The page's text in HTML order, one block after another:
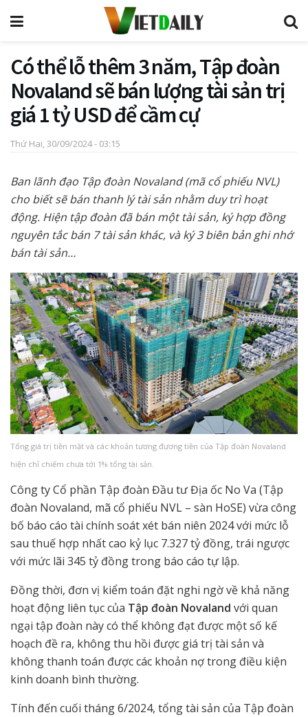
Có thể lỗ thêm 3 năm, Tập đoàn
Novaland sẽ bán lượng tài sản trị
giá 1 tỷ USD để cầm cự
Thứ Hai, 30/09/2024 - 03:15
Ban lãnh đạo Tập đoàn Novaland (mã cổ phiếu NVL)
cho biết sẽ bán thanh lý tài sản nhằm duy trì hoạt
động. Hiện tập đoàn đã bán một tài sản, ký hợp đồng
nguyên tắc bán 7 tài sản khác, và ký 3 biên bản ghi nhớ
bán tài sản…
Tổng giá trị tiền mặt và các khoản tương đương tiền của Tập đoàn Novaland
hiện chỉ chiếm chưa tới 1% tổng tài sản.
Công ty Cổ phần Tập đoàn Đầu tư Địa ốc No Va (Tập
đoàn Novaland, mã cổ phiếu NVL – sàn HoSE) vừa công
bố báo cáo tài chính soát xét bán niên 2024 với mức lỗ
sau thuế hợp nhất cao kỷ lục 7.327 tỷ đồng, trái ngược
với mức lãi 345 tỷ đồng trong báo cáo tự lập.
Đồng thời, đơn vị kiểm toán đặt nghi ngờ về khả năng
hoạt động liên tục của Tập đoàn Novaland với quan
ngại tập đoàn này có thể không đạt được một số kế
hoạch đề ra, không thu hồi được giá trị tài sản và
không thanh toán được các khoản nợ trong điều kiện
kinh doanh bình thường.
Tính đến cuối tháng 6/2024, tổng tài sản của Tập đoàn